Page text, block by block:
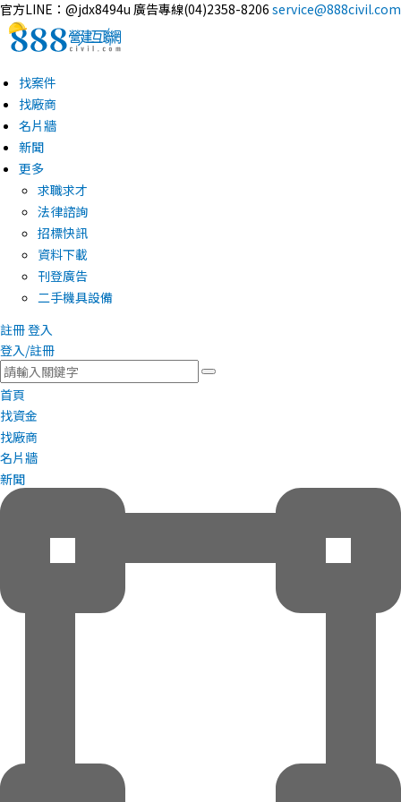
官方LINE：@jdx8494u 廣告專線(04)2358-8206 service@888civil.com
找案件
找廠商
名片牆
新聞
更多
求職求才
法律諮詢
招標快訊
資料下載
刊登廣告
二手機具設備
註冊登入
登入/註冊
首頁
找資金
找廠商
名片牆
新聞